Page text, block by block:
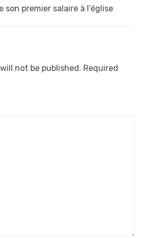
son premier salaire à l’église
not be published. Required